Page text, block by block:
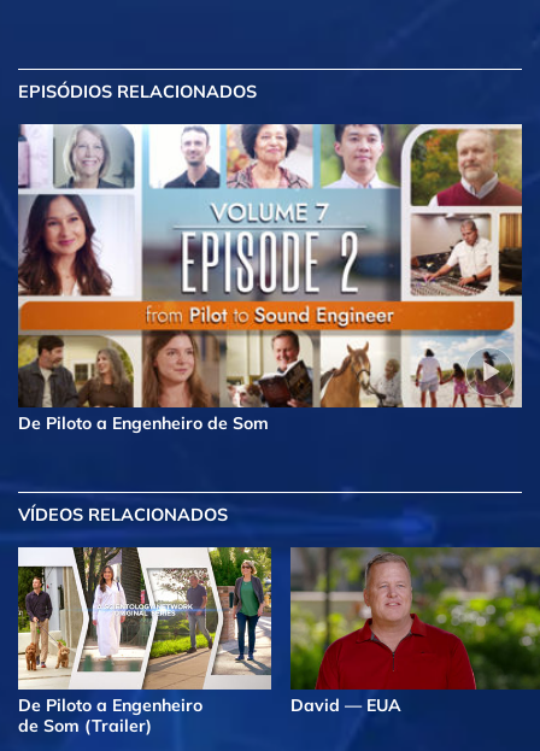
EPISÓDIOS RELACIONADOS
De Piloto a Engenheiro de Som
VÍDEOS RELACIONADOS
De Piloto a Engenheiro
de Som (Trailer)
David — EUA